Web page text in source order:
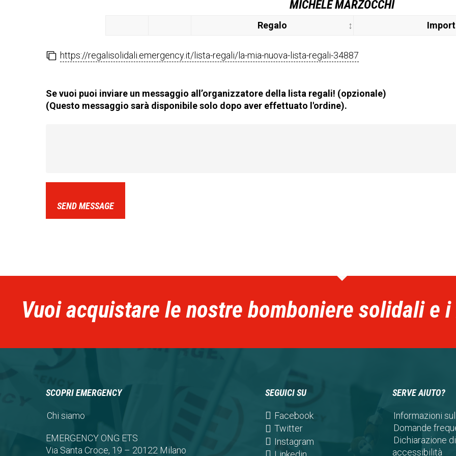
MICHELE MARZOCCHI
Regalo
https://regalisolidali.emergency.it/lista-regali/la-mia-nuova-lista-regali-34887
Se vuoi puoi inviare un messaggio all’organizzatore della lista regali! (opzionale)
(Questo messaggio sarà disponibile solo dopo aver effettuato l'ordine).
SEND MESSAGE
Vuoi acquistare le nostre bomboniere solidali e
SCOPRI EMERGENCY
Chi siamo
EMERGENCY ONG ETS
Via Santa Croce, 19 – 20122 Milano
SEGUICI SU
Facebook(opens
a
Twitter(opens
in
a
Instagram(opens
(opens
SERVE AIUTO?
Informazioni
Domande
Dichiarazione di
accessibilità